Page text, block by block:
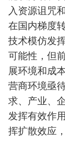
入资源诅咒
在国内梯度
技术模仿发
可能性，但
展环境和成
营商环境亟
求、产业、‌
发挥有效作
挥扩散效应